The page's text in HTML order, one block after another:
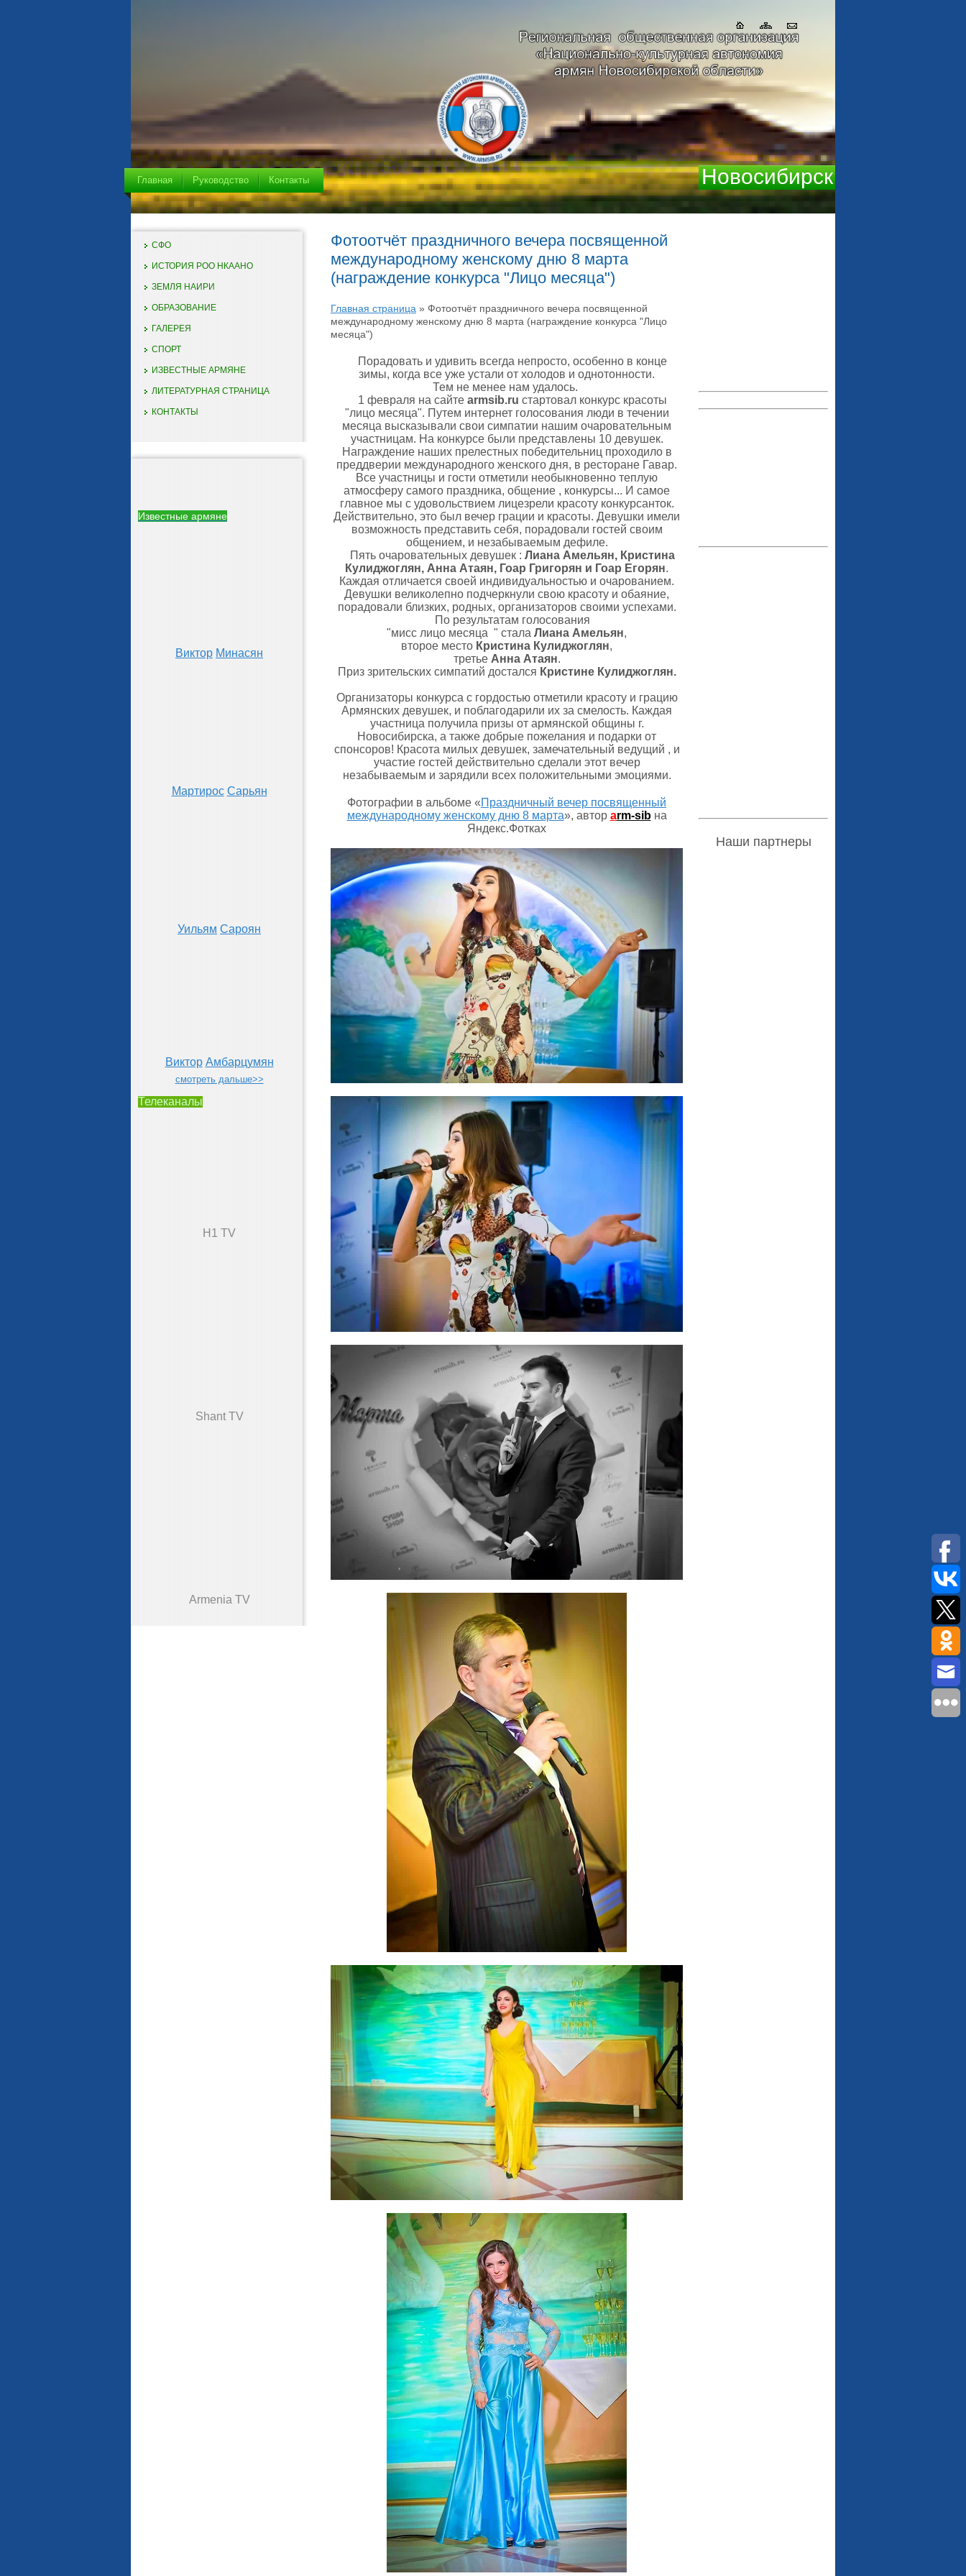
Главная Руководство Контакты Новосибирск
Фотоотчёт праздничного вечера посвященной
международному женскому дню 8 марта
(награждение конкурса "Лицо месяца")
Главная страница » Фотоотчёт праздничного вечера посвященной
международному женскому дню 8 марта (награждение конкурса "Лицо
месяца")
Порадовать и удивить всегда непросто, особенно в конце
зимы, когда все уже устали от холодов и однотонности.
Тем не менее нам удалось.
1 февраля на сайте armsib.ru стартовал конкурс красоты
"лицо месяца". Путем интернет голосования люди в течении
месяца высказывали свои симпатии нашим очаровательным
участницам. На конкурсе были представлены 10 девушек.
Награждение наших прелестных победительниц проходило в
преддверии международного женского дня, в ресторане Гавар.
Все участницы и гости отметили необыкновенно теплую
атмосферу самого праздника, общение , конкурсы... И самое
главное мы с удовольствием лицезрели красоту конкурсанток.
Действительно, это был вечер грации и красоты. Девушки имели
возможность представить себя, порадовали гостей своим
общением, и незабываемым дефиле.
Пять очаровательных девушек : Лиана Амельян, Кристина
Кулиджоглян, Анна Атаян, Гоар Григорян и Гоар Егорян.
Каждая отличается своей индивидуальностью и очарованием.
Девушки великолепно подчеркнули свою красоту и обаяние,
порадовали близких, родных, организаторов своими успехами.
По результатам голосования
"мисс лицо месяца " стала Лиана Амельян,
второе место Кристина Кулиджоглян,
третье Анна Атаян.
Приз зрительских симпатий достался Кристине Кулиджоглян.
Организаторы конкурса с гордостью отметили красоту и грацию
Армянских девушек, и поблагодарили их за смелость. Каждая
участница получила призы от армянской общины г.
Новосибирска, а также добрые пожелания и подарки от
спонсоров! Красота милых девушек, замечательный ведущий , и
участие гостей действительно сделали этот вечер
незабываемым и зарядили всех положительными эмоциями.
Фотографии в альбоме «Праздничный вечер посвященный
международному женскому дню 8 марта», автор arm-sibна
Яндекс.Фотках
СФО
ИСТОРИЯ РОО НКААНО
ЗЕМЛЯ НАИРИ
ОБРАЗОВАНИЕ
ГАЛЕРЕЯ
СПОРТ
ИЗВЕСТНЫЕ АРМЯНЕ
ЛИТЕРАТУРНАЯ СТРАНИЦА
КОНТАКТЫ
Известные армяне
Виктор Минасян
Мартирос Сарьян
Уильям Сароян
Виктор Амбарцумян
смотреть дальше>>
Телеканалы
H1 TV
Shant TV
Armenia TV
Наши партнеры